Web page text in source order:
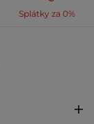
Splátky za 0%